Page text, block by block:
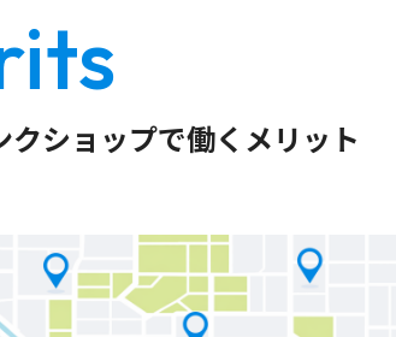
クショップで働くメリット